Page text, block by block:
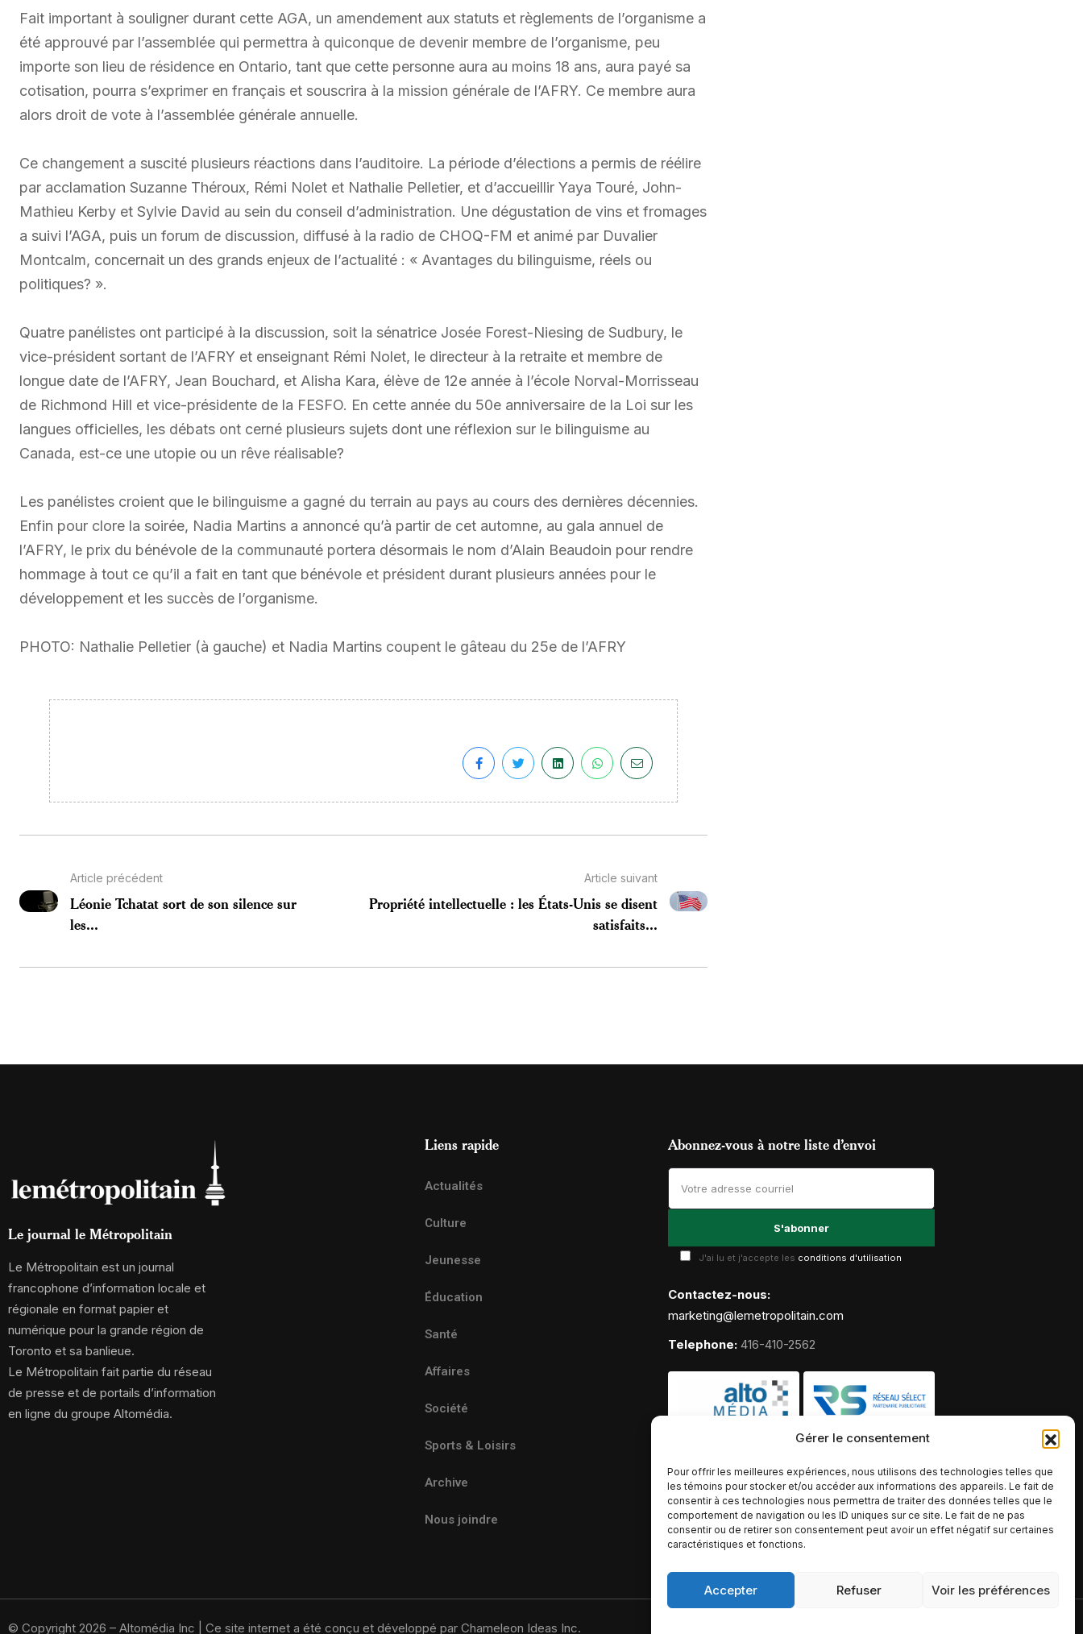
Gérer le consentement
Pour offrir les meilleures expériences, nous utilisons des technologies telles que
les témoins pour stocker et/ou accéder aux informations des appareils. Le fait de
consentir à ces technologies nous permettra de traiter des données telles que le
comportement de navigation ou les ID uniques sur ce site. Le fait de ne pas
consentir ou de retirer son consentement peut avoir un effet négatif sur certaines
caractéristiques et fonctions.
Accepter Refuser Voir les préférences
Fait important à souligner durant cette AGA, un amendement aux statuts et règlements de l’organisme a
été approuvé par l’assemblée qui permettra à quiconque de devenir membre de l’organisme, peu
importe son lieu de résidence en Ontario, tant que cette personne aura au moins 18 ans, aura payé sa
cotisation, pourra s’exprimer en français et souscrira à la mission générale de l’AFRY. Ce membre aura
alors droit de vote à l’assemblée générale annuelle.
Ce changement a suscité plusieurs réactions dans l’auditoire. La période d’élections a permis de réélire
par acclamation Suzanne Théroux, Rémi Nolet et Nathalie Pelletier, et d’accueillir Yaya Touré, John-
Mathieu Kerby et Sylvie David au sein du conseil d’administration. Une dégustation de vins et fromages
a suivi l’AGA, puis un forum de discussion, diffusé à la radio de CHOQ-FM et animé par Duvalier
Montcalm, concernait un des grands enjeux de l’actualité : « Avantages du bilinguisme, réels ou
politiques? ».
Quatre panélistes ont participé à la discussion, soit la sénatrice Josée Forest-Niesing de Sudbury, le
vice-président sortant de l’AFRY et enseignant Rémi Nolet, le directeur à la retraite et membre de
longue date de l’AFRY, Jean Bouchard, et Alisha Kara, élève de 12e année à l’école Norval-Morrisseau
de Richmond Hill et vice-présidente de la FESFO. En cette année du 50e anniversaire de la Loi sur les
langues officielles, les débats ont cerné plusieurs sujets dont une réflexion sur le bilinguisme au
Canada, est-ce une utopie ou un rêve réalisable?
Les panélistes croient que le bilinguisme a gagné du terrain au pays au cours des dernières décennies.
Enfin pour clore la soirée, Nadia Martins a annoncé qu’à partir de cet automne, au gala annuel de
l’AFRY, le prix du bénévole de la communauté portera désormais le nom d’Alain Beaudoin pour rendre
hommage à tout ce qu’il a fait en tant que bénévole et président durant plusieurs années pour le
développement et les succès de l’organisme.
PHOTO: Nathalie Pelletier (à gauche) et Nadia Martins coupent le gâteau du 25e de l’AFRY
Article précédent
Léonie Tchatat sort de son silence sur
les...
Article suivant
Propriété intellectuelle : les États-Unis se disent
satisfaits...
Le journal le Métropolitain
Le Métropolitain est un journal
francophone d’information locale et
régionale en format papier et
numérique pour la grande région de
Toronto et sa banlieue.
Le Métropolitain fait partie du réseau
de presse et de portails d’information
en ligne du groupe Altomédia.
Liens rapide
Actualités
Culture
Jeunesse
Éducation
Santé
Affaires
Société
Sports & Loisirs
Archive
Nous joindre
Abonnez-vous à notre liste d’envoi
J'ai lu et j'accepte les conditions d'utilisation
Contactez-nous:
marketing@lemetropolitain.com
Telephone: 416-410-2562
© Copyright 2026 – Altomédia Inc | Ce site internet a été conçu et développé par Chameleon Ideas Inc.